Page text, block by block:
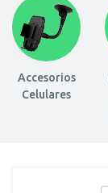
Accesorios
Celulares